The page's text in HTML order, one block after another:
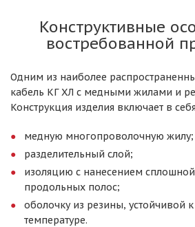
Конструктивные
востребованной
Одним из наиболее
кабель КГ ХЛ с медными жилами и
Конструкция изделия включает в
медную многопроволочную жилу;
разделительный слой;
изоляцию с нанесением
продольных полос;
оболочку из резины, устойчивой
температуре.